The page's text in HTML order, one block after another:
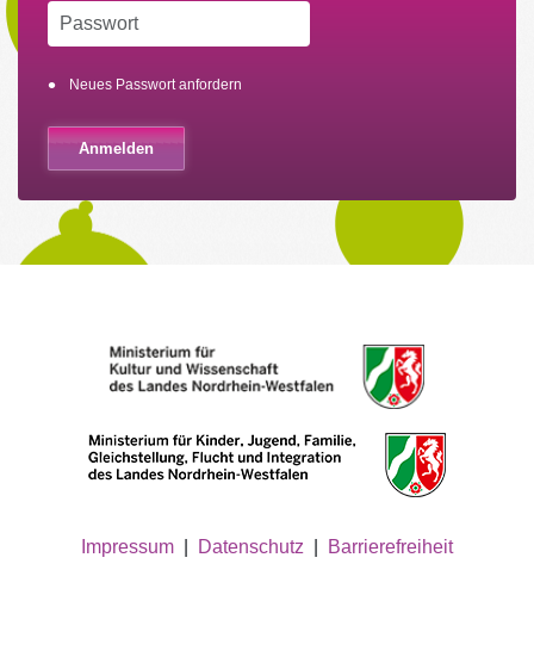
Neues Passwort anfordern
Impressum Datenschutz Barrierefreiheit